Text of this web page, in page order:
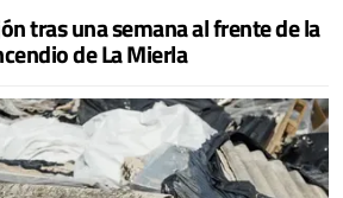
tras una semana al frente de la
de La Mierla